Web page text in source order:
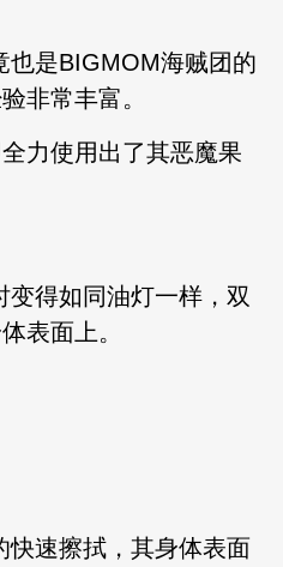
也是BIGMOM海贼团的
非常丰富。
力使用出了其恶魔果
变得如同油灯一样，双
表面上。
快速擦拭，其身体表面